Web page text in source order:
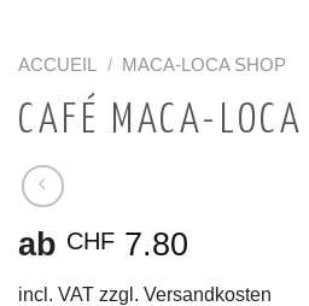
ACCUEIL / MACA-LOCA SHOP
CAFÉ MACA-LOCA
ab CHF 7.80
incl. VAT zzgl. Versandkosten